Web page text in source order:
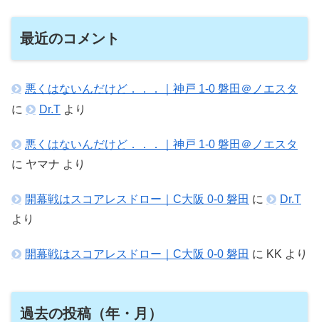
最近のコメント
悪くはないんだけど．．．｜神戸 1-0 磐田＠ノエスタ
に
Dr.T より
悪くはないんだけど．．．｜神戸 1-0 磐田＠ノエスタ
に ヤマナ より
開幕戦はスコアレスドロー｜C大阪 0-0 磐田 に
Dr.T
より
開幕戦はスコアレスドロー｜C大阪 0-0 磐田 に KK より
過去の投稿（年・月）